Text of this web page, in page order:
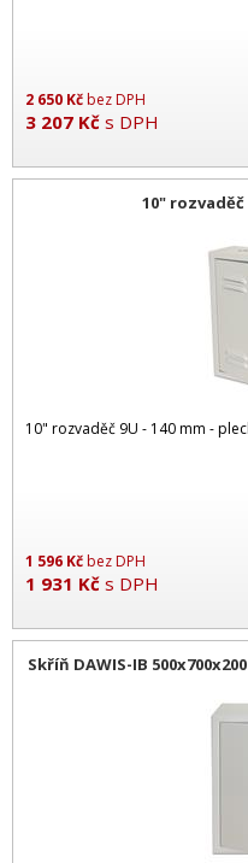
2 650 Kčbez DPH
3 207 Kč s DPH
10" rozvaděč
10" rozvaděč 9U - 140 mm -
1 596 Kčbez DPH
1 931 Kč s DPH
Skříň DAWIS-IB